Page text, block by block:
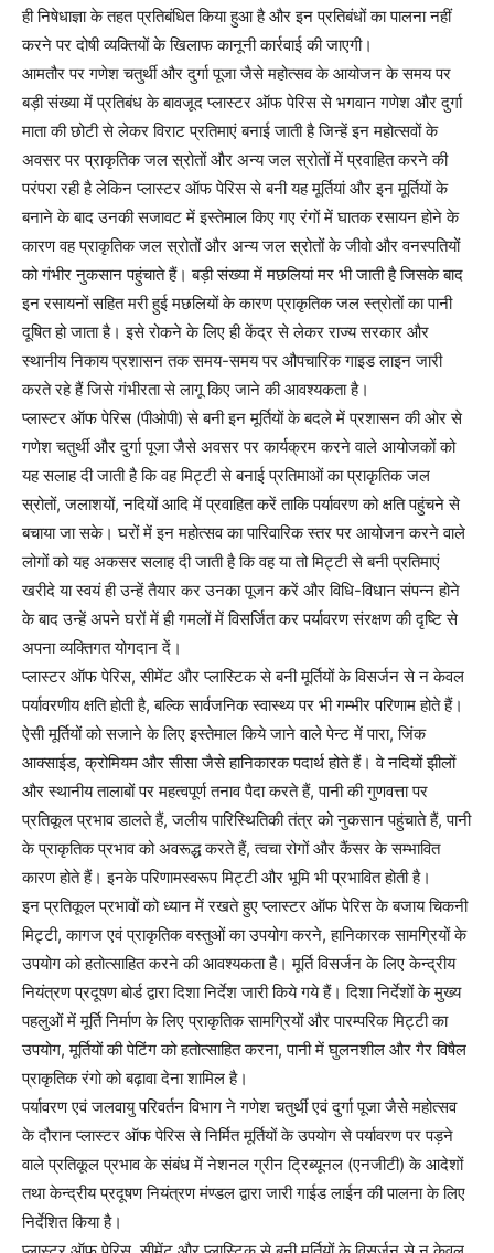
ही निषेधाज्ञा के तहत प्रतिबंधित किया हुआ है और इन प्रतिबंधों का पालना नहीं
करने पर दोषी व्यक्तियों के खिलाफ कानूनी कार्रवाई की जाएगी।
आमतौर पर गणेश चतुर्थी और दुर्गा पूजा जैसे महोत्सव के आयोजन के समय पर
बड़ी संख्या में प्रतिबंध के बावजूद प्लास्टर ऑफ पेरिस से भगवान गणेश और दुर्गा
माता की छोटी से लेकर विराट प्रतिमाएं बनाई जाती है जिन्हें इन महोत्सवों के
अवसर पर प्राकृतिक जल स्रोतों और अन्य जल स्रोतों में प्रवाहित करने की
परंपरा रही है लेकिन प्लास्टर ऑफ पेरिस से बनी यह मूर्तियां और इन मूर्तियों के
बनाने के बाद उनकी सजावट में इस्तेमाल किए गए रंगों में घातक रसायन होने के
कारण वह प्राकृतिक जल स्रोतों और अन्य जल स्रोतों के जीवो और वनस्पतियों
को गंभीर नुकसान पहुंचाते हैं। बड़ी संख्या में मछलियां मर भी जाती है जिसके बाद
इन रसायनों सहित मरी हुई मछलियों के कारण प्राकृतिक जल स्त्रोतों का पानी
दूषित हो जाता है। इसे रोकने के लिए ही केंद्र से लेकर राज्य सरकार और
स्थानीय निकाय प्रशासन तक समय-समय पर औपचारिक गाइड लाइन जारी
करते रहे हैं जिसे गंभीरता से लागू किए जाने की आवश्यकता है।
प्लास्टर ऑफ पेरिस (पीओपी) से बनी इन मूर्तियों के बदले में प्रशासन की ओर से
गणेश चतुर्थी और दुर्गा पूजा जैसे अवसर पर कार्यक्रम करने वाले आयोजकों को
यह सलाह दी जाती है कि वह मिट्टी से बनाई प्रतिमाओं का प्राकृतिक जल
स्रोतों, जलाशयों, नदियों आदि में प्रवाहित करें ताकि पर्यावरण को क्षति पहुंचने से
बचाया जा सके। घरों में इन महोत्सव का पारिवारिक स्तर पर आयोजन करने वाले
लोगों को यह अकसर सलाह दी जाती है कि वह या तो मिट्टी से बनी प्रतिमाएं
खरीदे या स्वयं ही उन्हें तैयार कर उनका पूजन करें और विधि-विधान संपन्न होने
के बाद उन्हें अपने घरों में ही गमलों में विसर्जित कर पर्यावरण संरक्षण की दृष्टि से
अपना व्यक्तिगत योगदान दें।
प्लास्टर ऑफ पेरिस, सीमेंट और प्लास्टिक से बनी मूर्तियों के विसर्जन से न केवल
पर्यावरणीय क्षति होती है, बल्कि सार्वजनिक स्वास्थ्य पर भी गम्भीर परिणाम होते हैं।
ऐसी मूर्तियों को सजाने के लिए इस्तेमाल किये जाने वाले पेन्ट में पारा, जिंक
आक्साईड, क्रोमियम और सीसा जैसे हानिकारक पदार्थ होते हैं। वे नदियों झीलों
और स्थानीय तालाबों पर महत्वपूर्ण तनाव पैदा करते हैं, पानी की गुणवत्ता पर
प्रतिकूल प्रभाव डालते हैं, जलीय पारिस्थितिकी तंत्र को नुकसान पहुंचाते हैं, पानी
के प्राकृतिक प्रभाव को अवरूद्ध करते हैं, त्वचा रोगों और कैंसर के सम्भावित
कारण होते हैं। इनके परिणामस्वरूप मिट्टी और भूमि भी प्रभावित होती है।
इन प्रतिकूल प्रभावों को ध्यान में रखते हुए प्लास्टर ऑफ पेरिस के बजाय चिकनी
मिट्टी, कागज एवं प्राकृतिक वस्तुओं का उपयोग करने, हानिकारक सामग्रियों के
उपयोग को हतोत्साहित करने की आवश्यकता है। मूर्ति विसर्जन के लिए केन्द्रीय
नियंत्रण प्रदूषण बोर्ड द्वारा दिशा निर्देश जारी किये गये हैं। दिशा निर्देशों के मुख्य
पहलुओं में मूर्ति निर्माण के लिए प्राकृतिक सामग्रियों और पारम्परिक मिट्टी का
उपयोग, मूर्तियों की पेटिंग को हतोत्साहित करना, पानी में घुलनशील और गैर विषैल
प्राकृतिक रंगो को बढ़ावा देना शामिल है।
पर्यावरण एवं जलवायु परिवर्तन विभाग ने गणेश चतुर्थी एवं दुर्गा पूजा जैसे महोत्सव
के दौरान प्लास्टर ऑफ पेरिस से निर्मित मूर्तियों के उपयोग से पर्यावरण पर पड़ने
वाले प्रतिकूल प्रभाव के संबंध में नेशनल ग्रीन ट्रिब्यूनल (एनजीटी) के आदेशों
तथा केन्द्रीय प्रदूषण नियंत्रण मंण्डल द्वारा जारी गाईड लाईन की पालना के लिए
निर्देशित किया है।